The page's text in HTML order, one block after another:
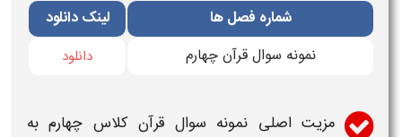
شماره فصل ها
لینک دانلود
نمونه سوال قرآن چهارم
دانلود
مزیت اصلی نمونه سوال قرآن کلاس چهارم به